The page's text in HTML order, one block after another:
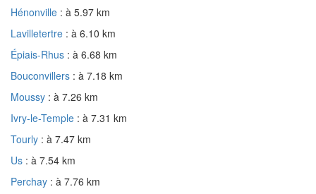
Hénonville : à 5.97 km
Lavilletertre : à 6.10 km
Épiais-Rhus : à 6.68 km
Bouconvillers : à 7.18 km
Moussy : à 7.26 km
Ivry-le-Temple : à 7.31 km
Tourly : à 7.47 km
Us : à 7.54 km
Perchay : à 7.76 km